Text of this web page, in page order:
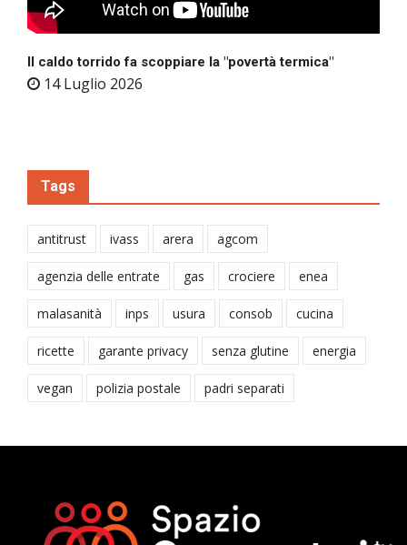
Il caldo torrido fa scoppiare la "povertà termica"
14 Luglio 2026
Tags
antitrust ivass arera agcom
agenzia delle entrate gas crociere enea
malasanità inps usura consob cucina
ricette garante privacy senza glutine energia
vegan polizia postale padri separati